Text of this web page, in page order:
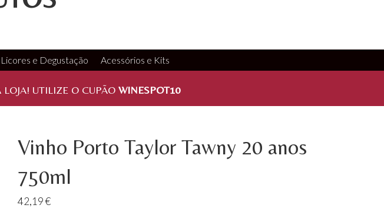
Licores e Degustação Acessórios e Kits
UTILIZE O CUPÃO WINESPOT10
Vinho Porto Taylor Tawny 20 anos
750ml
42,19€